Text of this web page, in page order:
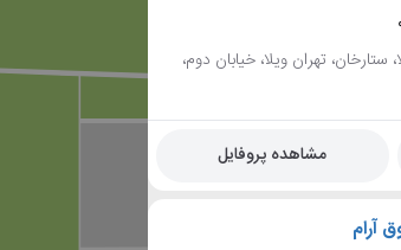
ویلا، ستارخان، تهران ویلا، خیابان دوم،
مشاهده پروفایل
آرام